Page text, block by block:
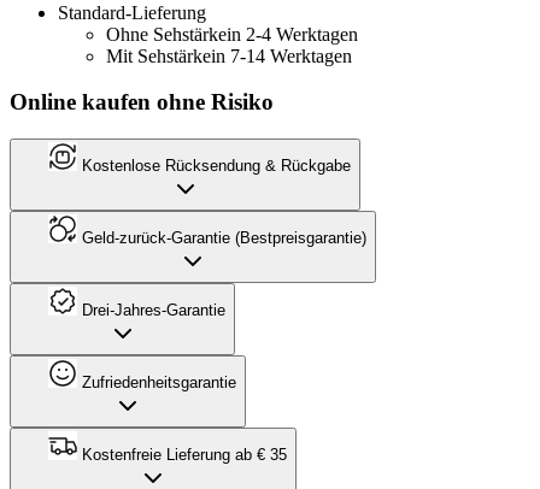
Standard-Lieferung
Ohne Sehstärkein 2-4 Werktagen
Mit Sehstärkein 7-14 Werktagen
Online kaufen ohne Risiko
Kostenlose Rücksendung & Rückgabe
Geld-zurück-Garantie (Bestpreisgarantie)
Drei-Jahres-Garantie
Zufriedenheitsgarantie
Kostenfreie Lieferung ab € 35